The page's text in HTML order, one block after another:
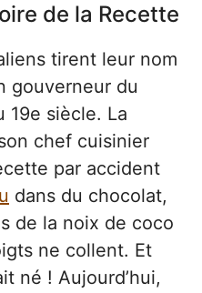
de la Recette
tirent leur nom
gouverneur du
19e siècle. La
chef cuisinier
par accident
dans du chocolat,
de la noix de coco
ne collent. Et
né ! Aujourd’hui,